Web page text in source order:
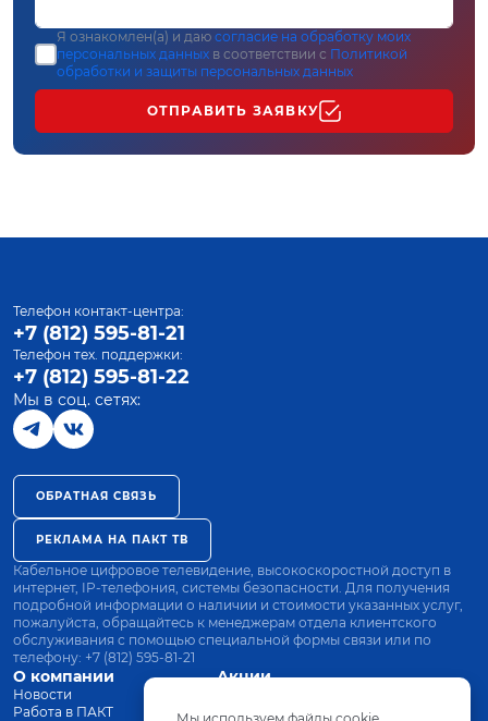
Я ознакомлен(а) и даю согласие на обработку моих
персональных данных в соответствии с Политикой
обработки и защиты персональных данных
ОТПРАВИТЬ ЗАЯВКУ
О компании
Новости
Работа в ПАКТ
Акции
Оплата
Телефон контакт-центра:
+7 (812) 595-81-21
Телефон тех. поддержки:
+7 (812) 595-81-22
Мы в соц. сетях:
ОБРАТНАЯ СВЯЗЬ
РЕКЛАМА НА ПАКТ ТВ
Кабельное цифровое телевидение, высокоскоростной доступ в
интернет, IP-телефония, системы безопасности. Для получения
подробной информации о наличии и стоимости указанных услуг,
пожалуйста, обращайтесь к менеджерам отдела клиентского
обслуживания с помощью специальной формы связи или по
телефону: +7 (812) 595-81-21